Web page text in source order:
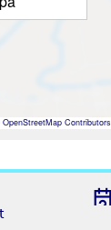
OpenStreetMap Contributors